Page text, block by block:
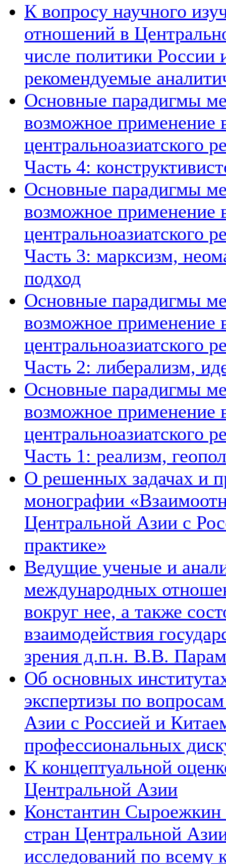
К вопросу научного
отношений в
числе политики России
рекомендуемые
Основные парадигмы
возможное применение
центральноазиатского
Часть 4:
Основные парадигмы
возможное применение
центральноазиатского
Часть 3: марксизм,
подход
Основные парадигмы
возможное применение
центральноазиатского
Часть 2: либерализм,
Основные парадигмы
возможное применение
центральноазиатского
Часть 1: реализм,
О решенных задачах и
монографии
Центральной Азии с
практике»
Ведущие ученые и
международных
вокруг нее, а также
взаимодействия
зрения д.п.н. В.В.
Об основных
экспертизы по
Азии с Россией и
профессиональных
К концептуальной
Центральной Азии
Константин Сыроежкин
стран Центральной
исследований по всему